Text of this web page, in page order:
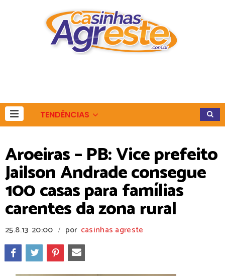
TENDÊNCIAS
Aroeiras – PB: Vice prefeito
Jailson Andrade consegue
100 casas para famílias
carentes da zona rural
25.8.13 20:00 / por casinhas agreste